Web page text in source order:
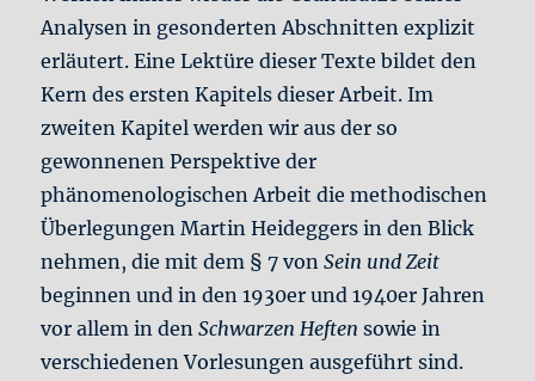
Analysen in gesonderten Abschnitten explizit
erläutert. Eine Lektüre dieser Texte bildet den
Kern des ersten Kapitels dieser Arbeit. Im
zweiten Kapitel werden wir aus der so
gewonnenen Perspektive der
phänomenologischen Arbeit die methodischen
Überlegungen Martin Heideggers in den Blick
nehmen, die mit dem § 7 vonSein und Zeit
beginnen und in den 1930er und 1940er Jahren
vor allem in denSchwarzen Heften sowie in
verschiedenen Vorlesungen ausgeführt sind.